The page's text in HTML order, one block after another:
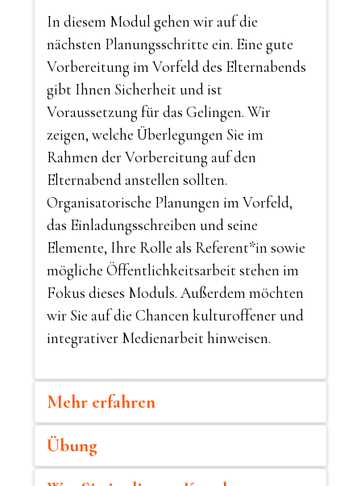
In diesem Modul gehen wir auf die
nächsten Planungsschritte ein. Eine gute
Vorbereitung im Vorfeld des Elternabends
gibt Ihnen Sicherheit und ist
Voraussetzung für das Gelingen. Wir
zeigen, welche Überlegungen Sie im
Rahmen der Vorbereitung auf den
Elternabend anstellen sollten.
Organisatorische Planungen im Vorfeld,
das Einladungsschreiben und seine
Elemente, Ihre Rolle als Referent*in sowie
mögliche Öffentlichkeitsarbeit stehen im
Fokus dieses Moduls. Außerdem möchten
wir Sie auf die Chancen kulturoffener und
integrativer Medienarbeit hinweisen.
Mehr erfahren
Die richtige Vorbereitung ist alles
Übung